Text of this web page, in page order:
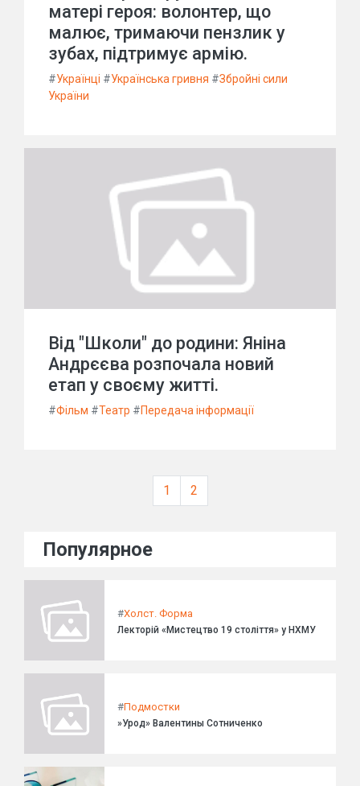
матері героя: волонтер, що
малює, тримаючи пензлик у
зубах, підтримує армію.
#Українці #Українська гривня #Збройні сили
України
Від "Школи" до родини: Яніна
Андрєєва розпочала новий
етап у своєму житті.
#Фільм #Театр #Передача інформації
1 2
Популярное
#Холст. Форма
Лекторій «Мистецтво 19 століття» у НХМУ
#Подмостки
»Урод» Валентины Сотниченко